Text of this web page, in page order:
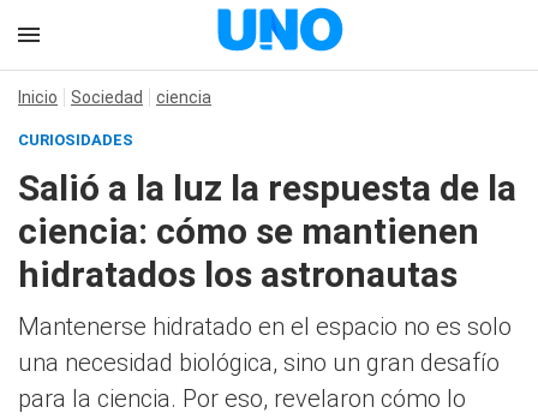
Inicio Sociedad ciencia
CURIOSIDADES
Salió a la luz la respuesta de la
ciencia: cómo se mantienen
hidratados los astronautas
Mantenerse hidratado en el espacio no es solo
una necesidad biológica, sino un gran desafío
para la ciencia. Por eso, revelaron cómo lo